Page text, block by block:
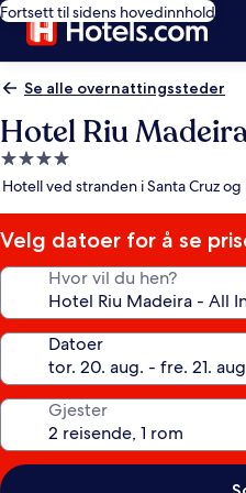
Fortsett til sidens hovedinnhold
Se alle overnattingssteder
Hotel Riu
Overnattingssted
med
stjerner
Hotell ved stranden i Santa Cruz
Velg datoer for å se
Hvor vil du hen?
Datoer
Gjester